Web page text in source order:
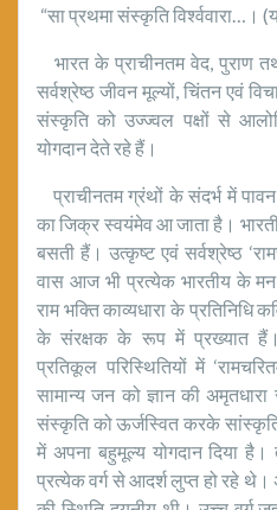
“सा प्रथमा संस्कृति विर्श्ववारा…।
भारत के प्राचीनतम वेद, पुराण
सर्वश्रेष्ठ जीवन मूल्यों, चिंतन एवं
संस्कृति को उज्ज्वल पक्षों से
योगदान देते रहे हैं।
प्राचीनतम ग्रंथों के संदर्भ में पावन
का जिक्र स्वयंमेव आ जाता है।
बसती हैं। उत्कृष्ट एवं सर्वश्रेष्ठ
वास आज भी प्रत्येक भारतीय के
राम भक्ति काव्यधारा के प्रतिनिधि
के संरक्षक के रूप में प्रख्यात
प्रतिकूल परिस्थितियों में
सामान्य जन को ज्ञान की
संस्कृति को ऊर्जस्वित करके
में अपना बहुमूल्य योगदान दिया
प्रत्येक वर्ग से आदर्श लुप्त हो रहे थे।